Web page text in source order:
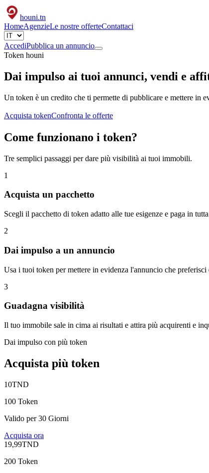
houni.tn
HomeAgenzieLe nostre offerteContattaci
AccediPubblica un annuncio
Token houni
Dai impulso ai tuoi annunci, vendi e
Un token è un credito che ti permette di pubblicare e mettere in
Acquista tokenConfronta le offerte
Come funzionano i token?
Tre semplici passaggi per dare più visibilità ai tuoi immobili.
1
Acquista un pacchetto
Scegli il pacchetto di token adatto alle tue esigenze e paga in
2
Dai impulso a un annuncio
Usa i tuoi token per mettere in evidenza l'annuncio che
3
Guadagna visibilità
Il tuo immobile sale in cima ai risultati e attira più acquirenti e
Dai impulso con più token
Acquista più token
10TND
100 Token
Valido per 30 Giorni
Acquista ora
19,99TND
200 Token